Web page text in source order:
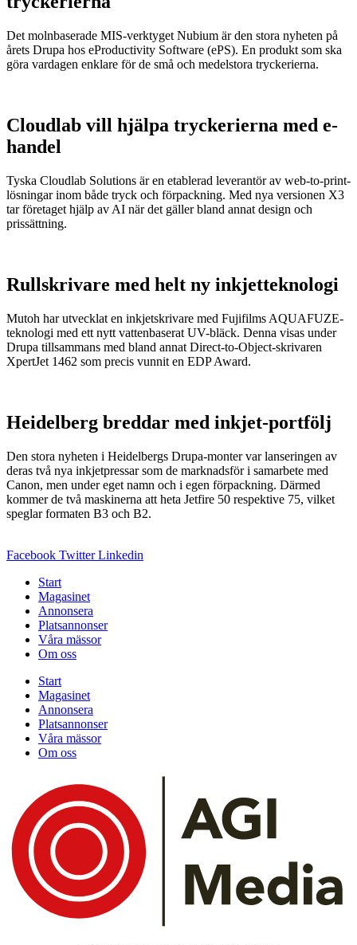
Det molnbaserade MIS-verktyget Nubium är den stora nyheten på
årets Drupa hos eProductivity Software (ePS). En produkt som ska
göra vardagen enklare för de små och medelstora tryckerierna.
Cloudlab vill hjälpa tryckerierna med e-
handel
Tyska Cloudlab Solutions är en etablerad leverantör av web-to-print-
lösningar inom både tryck och förpackning. Med nya versionen X3
tar företaget hjälp av AI när det gäller bland annat design och
prissättning.
Rullskrivare med helt ny inkjetteknologi
Mutoh har utvecklat en inkjetskrivare med Fujifilms AQUAFUZE-
teknologi med ett nytt vattenbaserat UV-bläck. Denna visas under
Drupa tillsammans med bland annat Direct-to-Object-skrivaren
XpertJet 1462 som precis vunnit en EDP Award.
Heidelberg breddar med inkjet-portfölj
Den stora nyheten i Heidelbergs Drupa-monter var lanseringen av
deras två nya inkjetpressar som de marknadsför i samarbete med
Canon, men under eget namn och i egen förpackning. Därmed
kommer de två maskinerna att heta Jetfire 50 respektive 75, vilket
speglar formaten B3 och B2.
Facebook Twitter Linkedin
Start
Magasinet
Annonsera
Platsannonser
Våra mässor
Om oss
Start
Magasinet
Annonsera
Platsannonser
Våra mässor
Om oss